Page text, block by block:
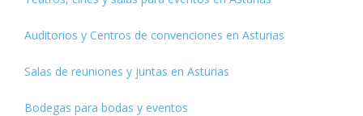
Auditorios y Centros de convenciones en Asturias
Salas de reuniones y juntas en Asturias
Bodegas para bodas y eventos